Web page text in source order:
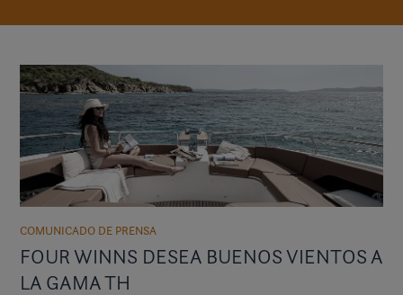
COMUNICADO DE PRENSA
FOUR WINNS DESEA BUENOS VIENTOS A
LA GAMA TH